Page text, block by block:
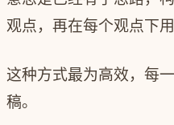
观点，再在每个观点下
这种方式最为高效，每
稿。